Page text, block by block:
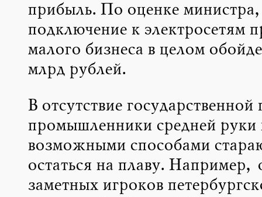
прибыль. По оценке министра,
подключение к электросетям
малого бизнеса в целом
млрд рублей.
В отсутствие
промышленники средней руки
возможными способами
остаться на плаву. Например,
заметных игроков